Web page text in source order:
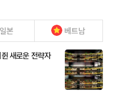
일본 베트남
새로운 전략자